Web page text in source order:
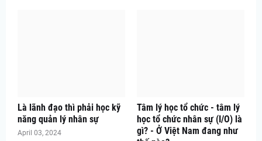
Là lãnh đạo thì phải học kỹ
năng quản lý nhân sự
April 03, 2024
Tâm lý học tổ chức - tâm lý
học tổ chức nhân sự (I/O) là
gì? - Ở Việt Nam đang như